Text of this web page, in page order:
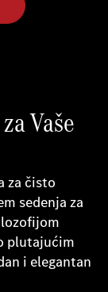
Vaše
za čisto
sedenja za
plutajućim
i elegantan